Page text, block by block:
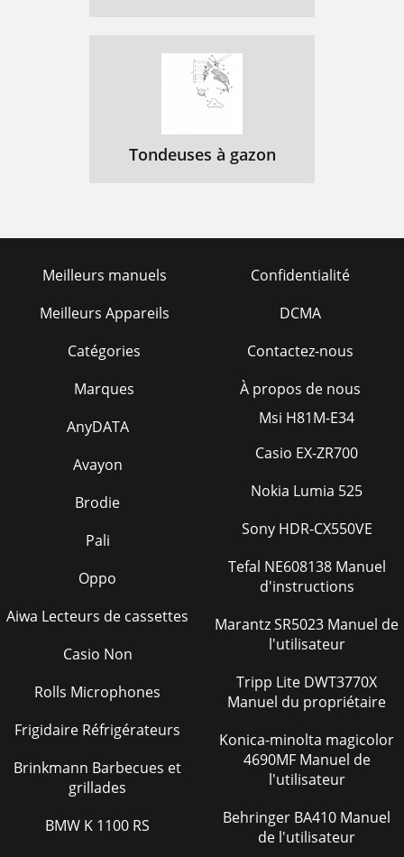
Tondeuses à gazon
Meilleurs manuels
Meilleurs Appareils
Catégories
Marques
Confidentialité
DCMA
Contactez-nous
À propos de nous
AnyDATA
Avayon
Brodie
Pali
Oppo
Aiwa Lecteurs de cassettes
Casio Non
Rolls Microphones
Frigidaire Réfrigérateurs
Brinkmann Barbecues et
grillades
BMW K 1100 RS
Msi H81M-E34
Casio EX-ZR700
Nokia Lumia 525
Sony HDR-CX550VE
Tefal NE608138 Manuel
d'instructions
Marantz SR5023 Manuel de
l'utilisateur
Tripp Lite DWT3770X
Manuel du propriétaire
Konica-minolta magicolor
4690MF Manuel de
l'utilisateur
Behringer BA410 Manuel
de l'utilisateur